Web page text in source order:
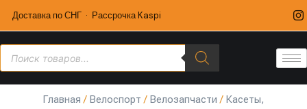
Доставка по СНГ · Рассрочка Kaspi
Главная / Велоспорт / Велозапчасти / Касеты,